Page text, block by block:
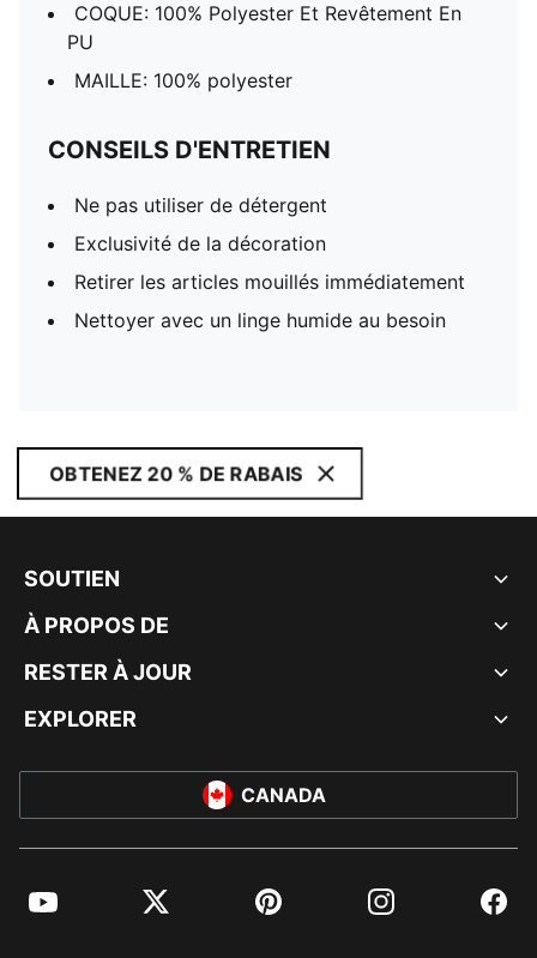
COQUE: 100% Polyester Et Revêtement En
PU
MAILLE: 100% polyester
CONSEILS D'ENTRETIEN
Ne pas utiliser de détergent
Exclusivité de la décoration
Retirer les articles mouillés immédiatement
Nettoyer avec un linge humide au besoin
OBTENEZ 20 % DE RABAIS
SOUTIEN
À PROPOS DE
RESTER À JOUR
EXPLORER
CANADA
YouTube Twitter Pinterest Instagram